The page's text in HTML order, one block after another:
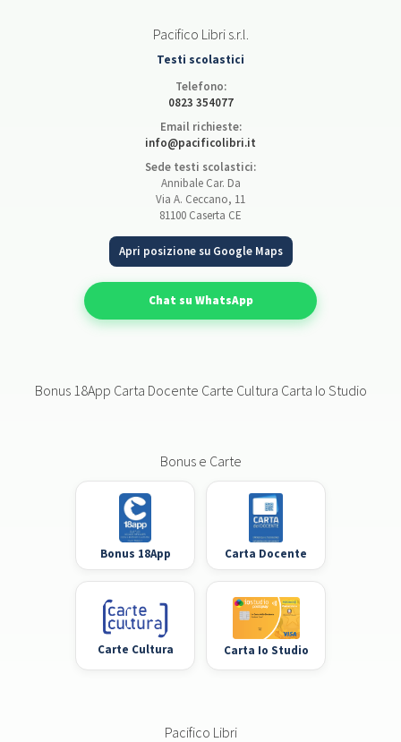
Pacifico Libri s.r.l.
Testi scolastici
Telefono:
0823 354077
Email richieste:
info@pacificolibri.it
Sede testi scolastici:
Annibale Car. Da
Via A. Ceccano, 11
81100 Caserta CE
Apri posizione su Google Maps
Chat su WhatsApp
Bonus 18App Carta Docente Carte Cultura Carta Io Studio
Bonus e Carte
Bonus 18App Carta Docente
Carte Cultura Carta Io Studio
Pacifico Libri